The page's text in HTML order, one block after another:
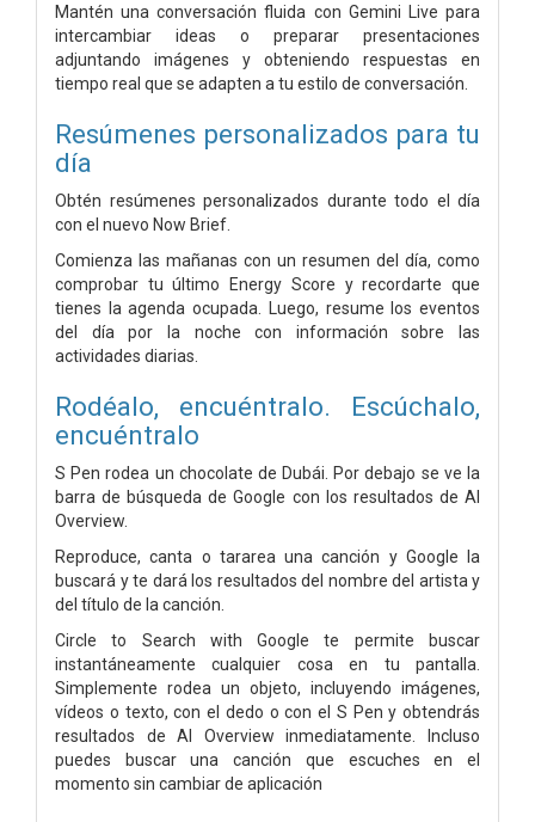
Mantén una conversación fluida con Gemini Live para
intercambiar ideas o preparar presentaciones
adjuntando imágenes y obteniendo respuestas en
tiempo real que se adapten a tu estilo de conversación.
Resúmenes personalizados para tu
día
Obtén resúmenes personalizados durante todo el día
con el nuevo Now Brief.
Comienza las mañanas con un resumen del día, como
comprobar tu último Energy Score y recordarte que
tienes la agenda ocupada. Luego, resume los eventos
del día por la noche con información sobre las
actividades diarias.
Rodéalo, encuéntralo. Escúchalo,
encuéntralo
S Pen rodea un chocolate de Dubái. Por debajo se ve la
barra de búsqueda de Google con los resultados de AI
Overview.
Reproduce, canta o tararea una canción y Google la
buscará y te dará los resultados del nombre del artista y
del título de la canción.
Circle to Search with Google te permite buscar
instantáneamente cualquier cosa en tu pantalla.
Simplemente rodea un objeto, incluyendo imágenes,
vídeos o texto, con el dedo o con el S Pen y obtendrás
resultados de AI Overview inmediatamente. Incluso
puedes buscar una canción que escuches en el
momento sin cambiar de aplicación